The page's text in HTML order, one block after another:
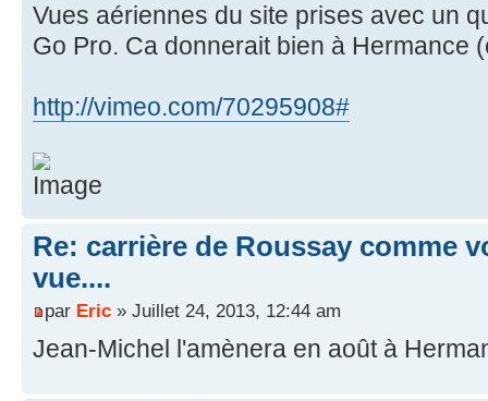
Vues aériennes du site prises avec un
Go Pro. Ca donnerait bien à Hermance
http://vimeo.com/70295908#
Re: carrière de Roussay comme
vue....
par Eric » Juillet 24, 2013, 12:44 am
Jean-Michel l'amènera en août à